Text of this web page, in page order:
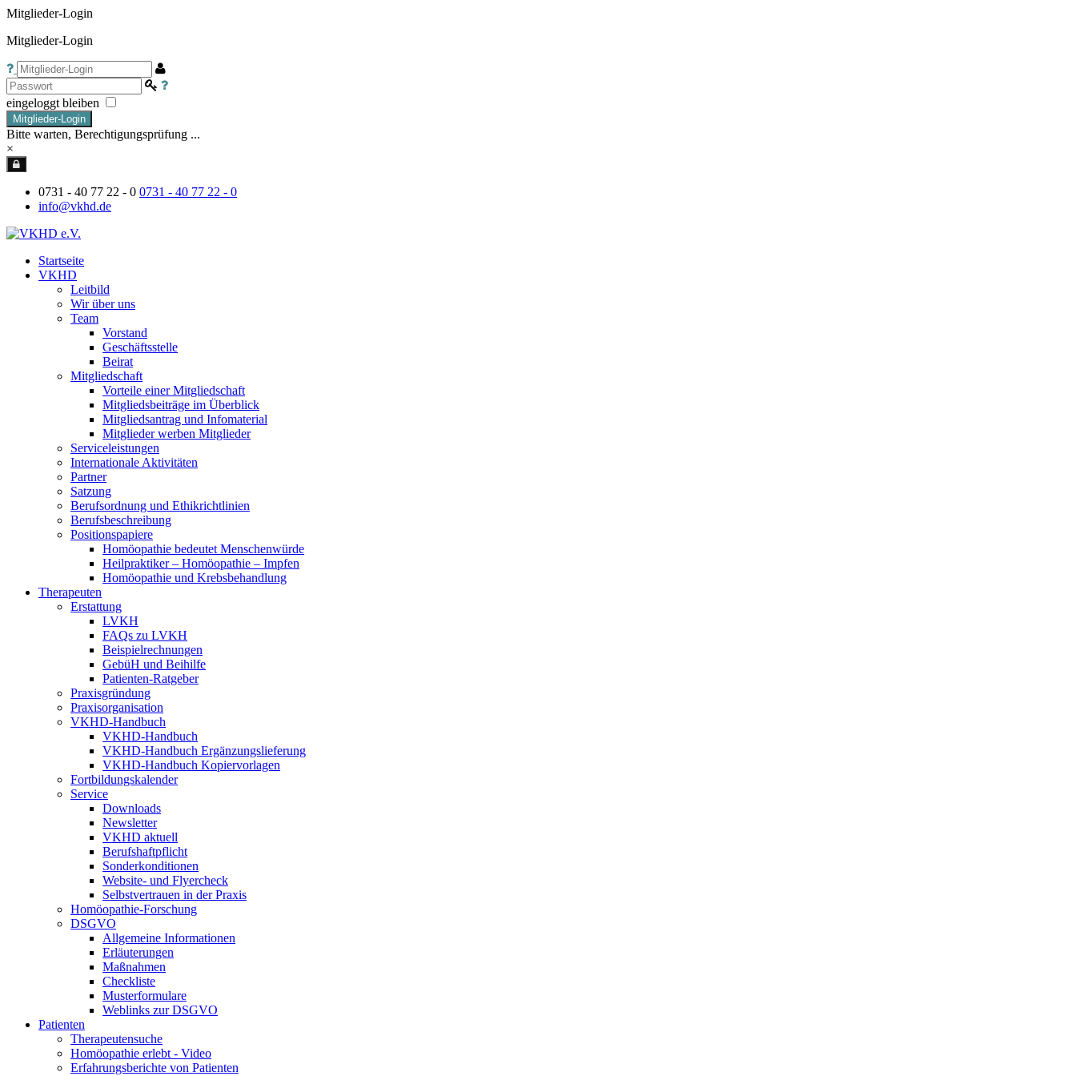
Mitglieder-Login
Mitglieder-Login
eingeloggt bleiben
Mitglieder-Login
Bitte warten, Berechtigungsprüfung ...
×
0731 - 40 77 22 - 0 0731 - 40 77 22 - 0
info@vkhd.de
Startseite
VKHD
Leitbild
Wir über uns
Team
Vorstand
Geschäftsstelle
Beirat
Mitgliedschaft
Vorteile einer Mitgliedschaft
Mitgliedsbeiträge im Überblick
Mitgliedsantrag und Infomaterial
Mitglieder werben Mitglieder
Serviceleistungen
Internationale Aktivitäten
Partner
Satzung
Berufsordnung und Ethikrichtlinien
Berufsbeschreibung
Positionspapiere
Homöopathie bedeutet Menschenwürde
Heilpraktiker – Homöopathie – Impfen
Homöopathie und Krebsbehandlung
Therapeuten
Erstattung
LVKH
FAQs zu LVKH
Beispielrechnungen
GebüH und Beihilfe
Patienten-Ratgeber
Praxisgründung
Praxisorganisation
VKHD-Handbuch
VKHD-Handbuch
VKHD-Handbuch Ergänzungslieferung
VKHD-Handbuch Kopiervorlagen
Fortbildungskalender
Service
Downloads
Newsletter
VKHD aktuell
Berufshaftpflicht
Sonderkonditionen
Website- und Flyercheck
Selbstvertrauen in der Praxis
Homöopathie-Forschung
DSGVO
Allgemeine Informationen
Erläuterungen
Maßnahmen
Checkliste
Musterformulare
Weblinks zur DSGVO
Patienten
Therapeutensuche
Homöopathie erlebt - Video
Erfahrungsberichte von Patienten